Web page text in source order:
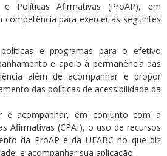
e Políticas Afirmativas (ProAP), em
para exercer as seguintes
e programas para o efetivo
e apoio à permanência das
além de acompanhar e propor
das políticas de acessibilidade da
e acompanhar, em conjunto com a
Afirmativas (CPAf), o uso de recursos
da ProAP e da UFABC no que diz
e acompanhar sua aplicação.